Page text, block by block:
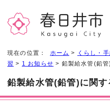
現在の位置： ホーム > くらし・手
習 > 1 お知らせ > 鉛製給水管(鉛
鉛製給水管(鉛管)に関す